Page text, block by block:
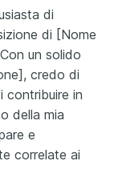
di
di [Nome
un solido
credo di
contribuire in
della mia
e
correlate ai